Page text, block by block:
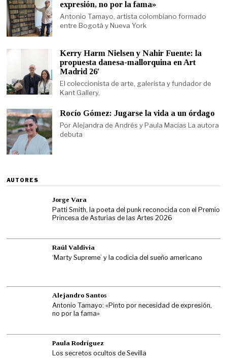
expresión, no por la fama»
Antonio Tamayo, artista colombiano formado
entre Bogotá y Nueva York
Kerry Harm Nielsen y Nahir Fuente: la
propuesta danesa-mallorquina en Art
Madrid 26′
El coleccionista de arte, galerista y fundador de
Kant Gallery,
Rocío Gómez: Jugarse la vida a un órdago
Por Alejandra de Andrés y Paula Macías La autora
debuta
AUTORES
Jorge Vara
Patti Smith, la poeta del punk reconocida con el Premio
Princesa de Asturias de las Artes 2026
Raúl Valdivia
‘Marty Supreme’ y la codicia del sueño americano
Alejandro Santos
Antonio Tamayo: «Pinto por necesidad de expresión,
no por la fama»
Paula Rodríguez
Los secretos ocultos de Sevilla